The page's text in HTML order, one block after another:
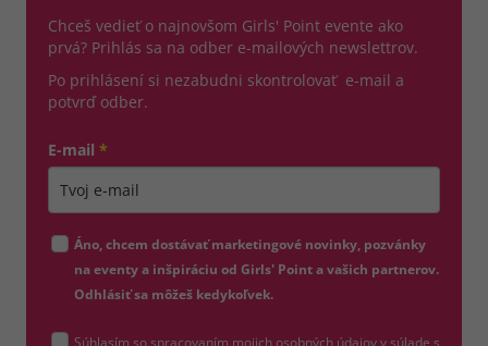
Chceš vedieť o najnovšom Girls' Point evente ako
prvá? Prihlás sa na odber e-mailových newslettrov.
Po prihlásení si nezabudni skontrolovať e-mail a
potvrď odber.
E-mail *
Áno, chcem dostávať marketingové novinky, pozvánky
na eventy a inšpiráciu od Girls' Point a vašich partnerov.
Odhlásiť sa môžeš kedykoľvek.
Súhlasím so spracovaním mojich osobných údajov v súlade s